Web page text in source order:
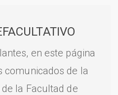
en este página
comunicados de la
la Facultad de